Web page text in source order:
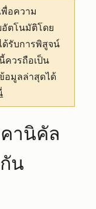
อความ
ตโนมัติโดย
ด้รับการพิสูจน์
ควรถือเป็น
อมูลล่าสุดได้
านิคัล
น